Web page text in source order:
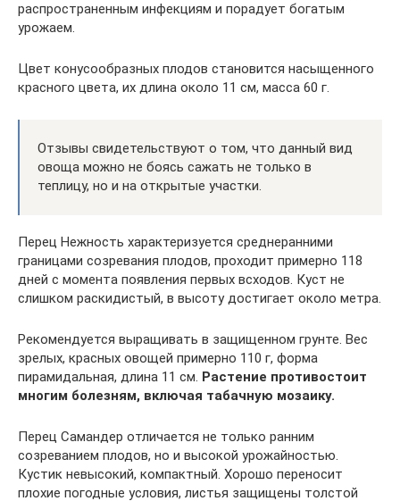
распространенным инфекциям и порадует богатым
урожаем.
Цвет конусообразных плодов становится насыщенного
красного цвета, их длина около 11 см, масса 60 г.
Отзывы свидетельствуют о том, что данный вид
овоща можно не боясь сажать не только в
теплицу, но и на открытые участки.
Перец Нежность характеризуется среднеранними
границами созревания плодов, проходит примерно 118
дней с момента появления первых всходов. Куст не
слишком раскидистый, в высоту достигает около метра.
Рекомендуется выращивать в защищенном грунте. Вес
зрелых, красных овощей примерно 110 г, форма
пирамидальная, длина 11 см. Растение противостоит
многим болезням, включая табачную мозаику.
Перец Самандер отличается не только ранним
созреванием плодов, но и высокой урожайностью.
Кустик невысокий, компактный. Хорошо переносит
плохие погодные условия, листья защищены толстой